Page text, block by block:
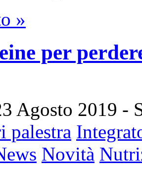
»
per
Agosto 2019 -
palestra
Novità